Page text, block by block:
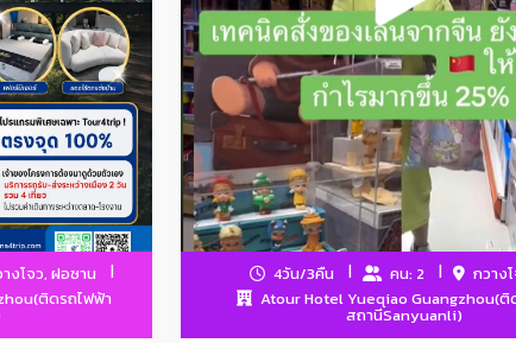
งโจว, ฝอซาน
ติดรถไฟฟ้า
4วัน/3คืน คน: 2
กวาง
Atour Hotel Yueqiao Guangzhou(ติ
สถานีSanyuanli)